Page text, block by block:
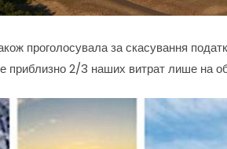
проголосувала за скасування
приблизно 2/3 наших витрат лише на